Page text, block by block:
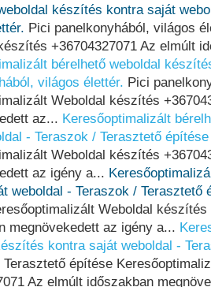
készítés kontra saját
Pici panelkonyhából, világos
+36704327071 Az elmúlt
bérelhető weboldal
világos élettér. Pici
Weboldal készítés
az... Keresőoptimalizált
- Teraszok / Terasztető építése
Weboldal készítés
az igény a...
weboldal - Teraszok / Terasztető
Weboldal készítés
megnövekedett az igény a...
kontra saját weboldal -
Terasztető építése
Az elmúlt időszakban